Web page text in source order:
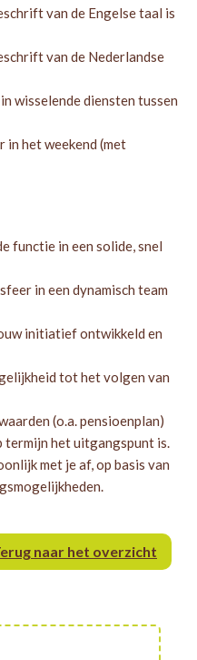
van de Engelse taal is
van de Nederlandse
wisselende diensten tussen
in het weekend (met
functie in een solide, snel
in een dynamisch team
initiatief ontwikkeld en
tot het volgen van
(o.a. pensioenplan)
het uitgangspunt is.
met je af, op basis van
naar het overzicht